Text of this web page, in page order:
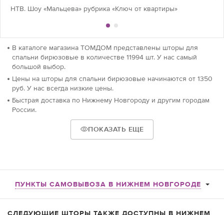
НТВ. Шоу «Мальцева» рубрика «Ключ от квартиры»
В каталоге магазина ТОМДОМ представлены шторы для
спальни бирюзовые в количестве 11994 шт. У нас самый
большой выбор.
Цены на шторы для спальни бирюзовые начинаются от 1350
руб. У нас всегда низкие цены.
Быстрая доставка по Нижнему Новгороду и другим городам
России.
ПОКАЗАТЬ ЕЩЕ
ПУНКТЫ САМОВЫВОЗА В НИЖНЕМ НОВГОРОДЕ
СЛЕДУЮЩИЕ ШТОРЫ ТАКЖЕ ДОСТУПНЫ В НИЖНЕМ